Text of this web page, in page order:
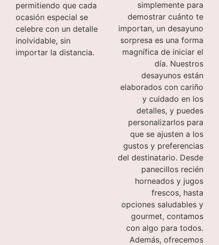
permitiendo que cada
ocasión especial se
celebre con un detalle
inolvidable, sin
importar la distancia.
simplemente para
demostrar cuánto te
importan, un desayuno
sorpresa es una forma
magnífica de iniciar el
día. Nuestros
desayunos están
elaborados con cariño
y cuidado en los
detalles, y puedes
personalizarlos para
que se ajusten a los
gustos y preferencias
del destinatario. Desde
panecillos recién
horneados y jugos
frescos, hasta
opciones saludables y
gourmet, contamos
con algo para todos.
Además, ofrecemos